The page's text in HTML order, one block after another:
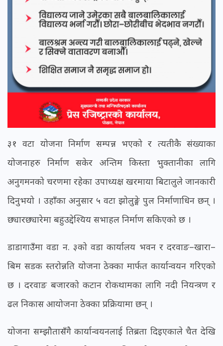
३१ वटा योजना निर्माण सम्पन्न भएको र त्यतीकै संख्याका
योजनाहरु निर्माण सकेर अन्तिम किस्ता भुक्तानीका लागि
अनुगमनको चरणमा रहेका उपाध्यक्ष खरमाया बिटालुले जानकारी
दिनुभयो । उहाँका अनुसार ५ वटा झोलुङ्गे पुल निर्माणाधिन छन् ।
छ्यारछ्यारेमा बहुउद्देश्यिय सभाहल निर्माण सकिएको छ ।
डाडागाउँमा वडा न. ३को वडा कार्यालय भवन र दरवाङ–खारा–
बिम सडक स्तरोन्नति योजना ठेक्का मार्फत कार्यान्वयन गरिएको
छ । दरवाङ बजारको कटान रोकथामका लागि नदी नियन्त्रण र
ढल निकास आयोजना ठेक्का प्रक्रियामा छन् ।
योजना सम्झौतासँगै कार्यान्वयनलाई तिब्रता दिइएकाले चैत देखि